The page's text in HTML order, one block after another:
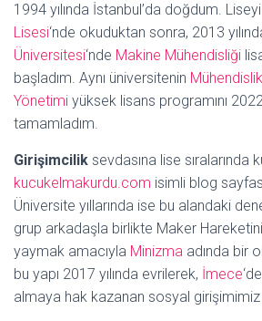
1994 yılında İstanbul’da doğdum. Liseyi
Lisesi‘nde okuduktan sonra, 2013
Üniversitesi‘nde Makine Mühendisliği
başladım. Aynı üniversitenin
Yönetimi yüksek lisans programını 2022
tamamladım.
Girişimcilik sevdasına lise sıralarında
kucukelmakurdu.com isimli blog
Üniversite yıllarında ise bu alandaki
grup arkadaşla birlikte Maker
yaymak amacıyla Minizma adında bir
bu yapı 2017 yılında evrilerek, İmece
almaya hak kazanan sosyal girişimimiz